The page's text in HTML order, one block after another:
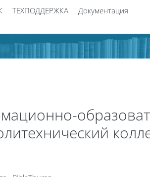
ТЕХПОДДЕРЖКА
Документация